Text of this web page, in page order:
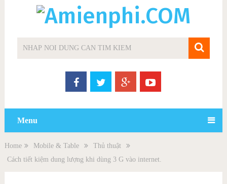
Menu
Home Mobile & Table
Thủ thuật
Cách tiết kiệm dung lượng khi dùng 3 G vào internet.